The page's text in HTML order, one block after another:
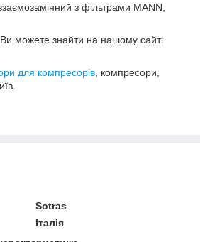
з фільтрами MANN,
можете знайти на нашому сайті
для компресорів , компресори,
Sotras
Італія